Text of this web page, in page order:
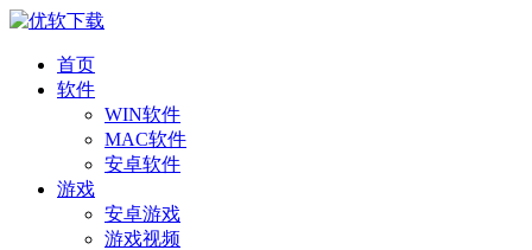
首页
软件
WIN软件
MAC软件
安卓软件
游戏
安卓游戏
游戏视频